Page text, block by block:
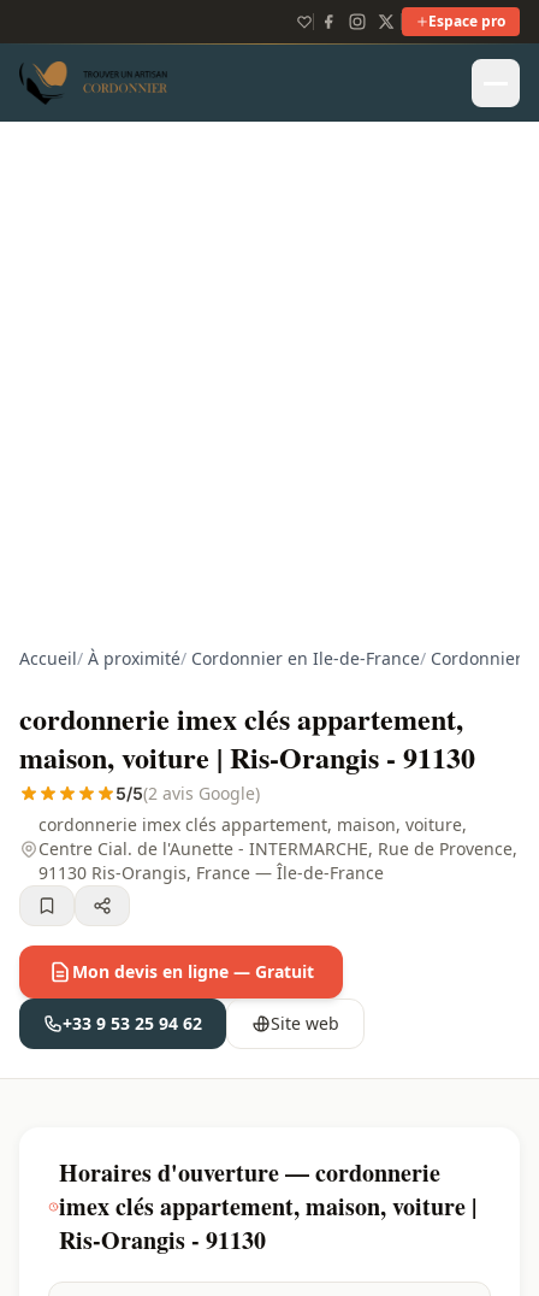
Espace pro
Accueil/ À proximité/ Cordonnier en Ile-de-France/ Cordonnier
cordonnerie imex clés appartement,
maison, voiture | Ris-Orangis - 91130
5/5(2 avis Google)
cordonnerie imex clés appartement, maison, voiture,
Centre Cial. de l'Aunette - INTERMARCHE, Rue de Provence,
91130 Ris-Orangis, France — Île-de-France
Mon devis en ligne — Gratuit
+33 9 53 25 94 62 Site web
Horaires d'ouverture — cordonnerie
imex clés appartement, maison, voiture |
Ris-Orangis - 91130